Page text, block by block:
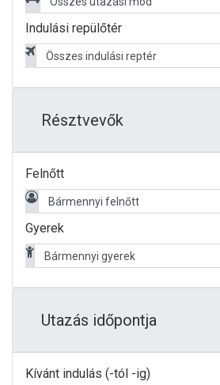
Indulási repülőtér
Résztvevők
Felnőtt
Gyerek
Utazás időpontja
Kívánt indulás (-tól -ig)